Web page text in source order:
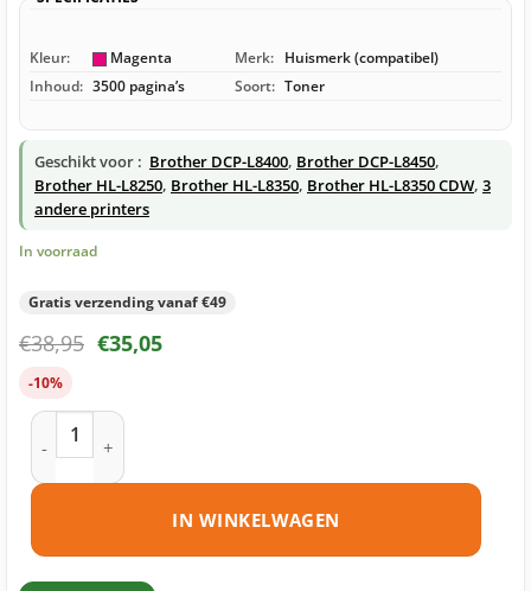
Kleur: Magenta Merk: Huismerk (compatibel)
Inhoud: 3500 pagina’s Soort: Toner
Geschikt voor : Brother DCP-L8400, Brother DCP-L8450,
Brother HL-L8250, Brother HL-L8350, Brother HL-L8350 CDW, 3
andere printers
In voorraad
Gratis verzending vanaf €49
€38,95 €35,05
-10%
Brother TN-326 toner magenta huismerk aantal
IN WINKELWAGEN